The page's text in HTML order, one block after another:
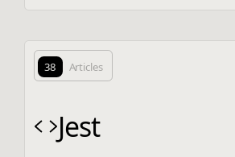
38 Articles
Jest